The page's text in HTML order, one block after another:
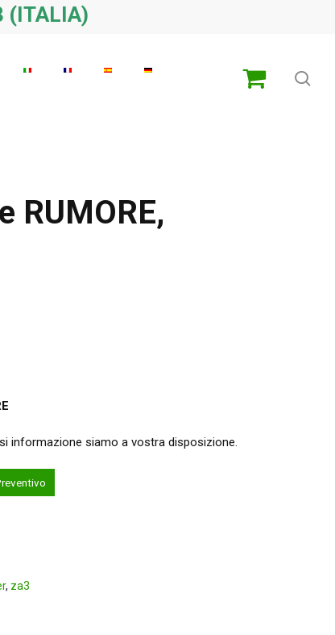
(ITALIA)
RUMORE,
informazione siamo a vostra disposizione.
, za3